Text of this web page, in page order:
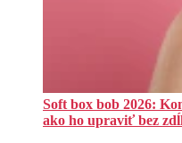
Soft box bob 2026:
ako ho upraviť bez